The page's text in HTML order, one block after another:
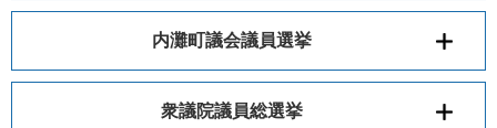
内灘町議会議員選挙
衆議院議員総選挙